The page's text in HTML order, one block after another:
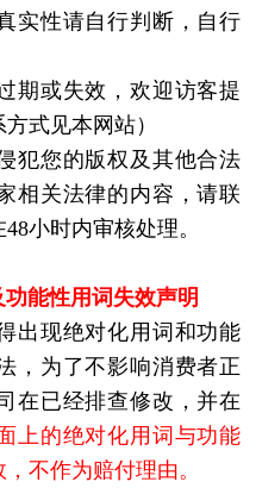
实性请自行判断，自行
期或失效，欢迎访客提
式见本网站）
犯您的版权及其他合法
相关法律的内容，请联
小时内审核处理。
能性用词失效声明
出现绝对化用词和功能
，为了不影响消费者正
在已经排查修改，并在
上的绝对化用词与功能
不作为赔付理由。